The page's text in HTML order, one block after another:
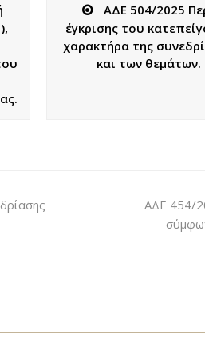
ΑΔΕ 504/2025
έγκρισης του
χαρακτήρα της
και των θεμάτων.
ΑΔΕ 454/